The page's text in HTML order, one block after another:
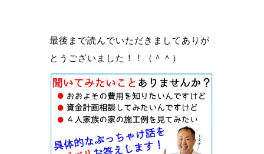
最後まで読んでいただきましてありが
とうございました！！（＾＾）